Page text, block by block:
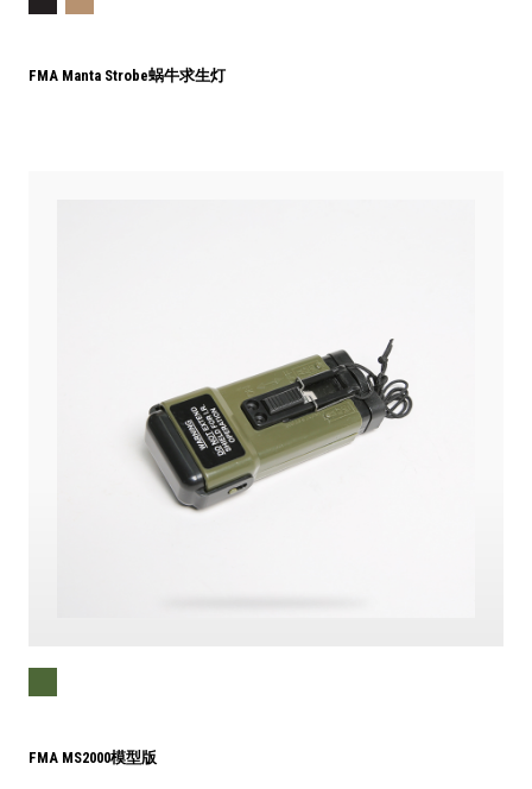
FMA Manta Strobe蜗牛求生灯
FMA MS2000模型版